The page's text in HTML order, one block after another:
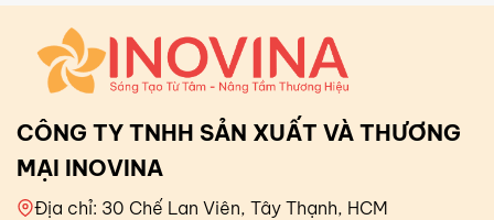
CÔNG TY TNHH SẢN XUẤT VÀ THƯƠNG
MẠI INOVINA
Địa chỉ: 30 Chế Lan Viên, Tây Thạnh, HCM